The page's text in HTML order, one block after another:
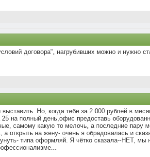
договора", нагрубивших можно и нужно
Но, когда тебе за 2 000 рублей в
на полный день,офис предоставь
самому какую то мелочь, а последние пару
открыть на жену- очень я обрадовалась и
типа оформляй. Я чётко сказала--НЕТ,